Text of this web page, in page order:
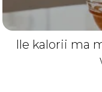
Ile kalorii ma